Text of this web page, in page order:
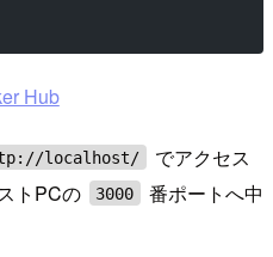
Hub
localhost/
でアクセス
トPCの 3000
番ポートへ中